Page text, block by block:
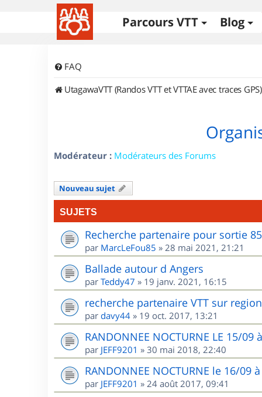
Parcours VTT Blog
FAQ
UtagawaVTT (Randos VTT et VTTAE avec traces GPS)
Modérateur : Modérateurs des Forums
Nouveau sujet
SUJETS
Recherche partenaire pour sortie
par MarcLeFou85 » 28 mai 2021, 21:21
Ballade autour d Angers
par Teddy47 » 19 janv. 2021, 16:15
recherche partenaire VTT sur
par davy44 » 19 oct. 2017, 13:21
RANDONNEE NOCTURNE LE 15/09
par JEFF9201 » 30 mai 2018, 22:40
RANDONNEE NOCTURNE le 16/09
par JEFF9201 » 24 août 2017, 09:41